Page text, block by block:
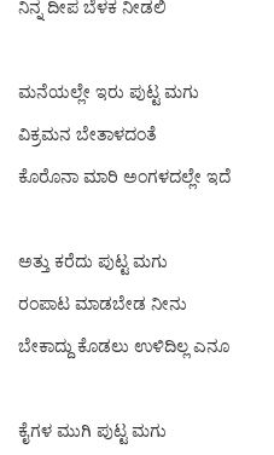
ನಿನ್ನ‌ ದೀಪ ಬೆಳಕ‌ ನೀಡಲಿ
ಮನೆಯಲ್ಲೇ ಇರು ಪುಟ್ಟ ಮಗು
ವಿಕ್ರಮನ ಬೇತಾಳದಂತೆ
ಕೊರೊನಾ ಮಾರಿ‌ ಅಂಗಳದಲ್ಲೇ ಇದೆ
ಅತ್ತು ಕರೆದು ಪುಟ್ಟ ಮಗು
ರಂಪಾಟ ಮಾಡಬೇಡ ನೀನು
ಬೇಕಾದ್ದು ಕೊಡಲು ಉಳಿದಿಲ್ಲ ಎನೂ
ಕೈಗಳ ಮುಗಿ ಪುಟ್ಟ ಮಗು